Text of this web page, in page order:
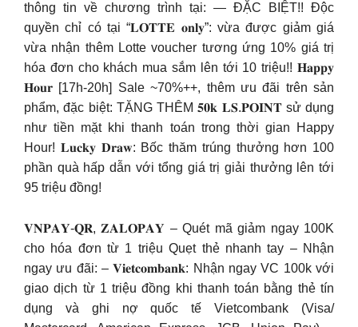
thông tin về chương trình tại: — ĐẶC BIỆT!! Độc
quyền chỉ có tại “𝐋𝐎𝐓𝐓𝐄 𝐨𝐧𝐥𝐲”: vừa được giảm giá
vừa nhận thêm Lotte voucher tương ứng 10% giá trị
hóa đơn cho khách mua sắm lên tới 10 triệu!! 𝐇𝐚𝐩𝐩𝐲
𝐇𝐨𝐮𝐫 [17h-20h] Sale ~70%++, thêm ưu đãi trên sản
phẩm, đặc biệt: TẶNG THÊM 𝟓𝟎𝐤 𝐋𝐒.𝐏𝐎𝐈𝐍𝐓 sử dụng
như tiền mặt khi thanh toán trong thời gian Happy
Hour! 𝐋𝐮𝐜𝐤𝐲 𝐃𝐫𝐚𝐰: Bốc thăm trúng thưởng hơn 100
phần quà hấp dẫn với tổng giá trị giải thưởng lên tới
95 triệu đồng!
𝐕𝐍𝐏𝐀𝐘-𝐐𝐑, 𝐙𝐀𝐋𝐎𝐏𝐀𝐘 – Quét mã giảm ngay 100K
cho hóa đơn từ 1 triệu Quẹt thẻ nhanh tay – Nhận
ngay ưu đãi: – 𝐕𝐢𝐞𝐭𝐜𝐨𝐦𝐛𝐚𝐧𝐤: Nhận ngay VC 100k với
giao dịch từ 1 triệu đồng khi thanh toán bằng thẻ tín
dụng và ghi nợ quốc tế Vietcombank (Visa/